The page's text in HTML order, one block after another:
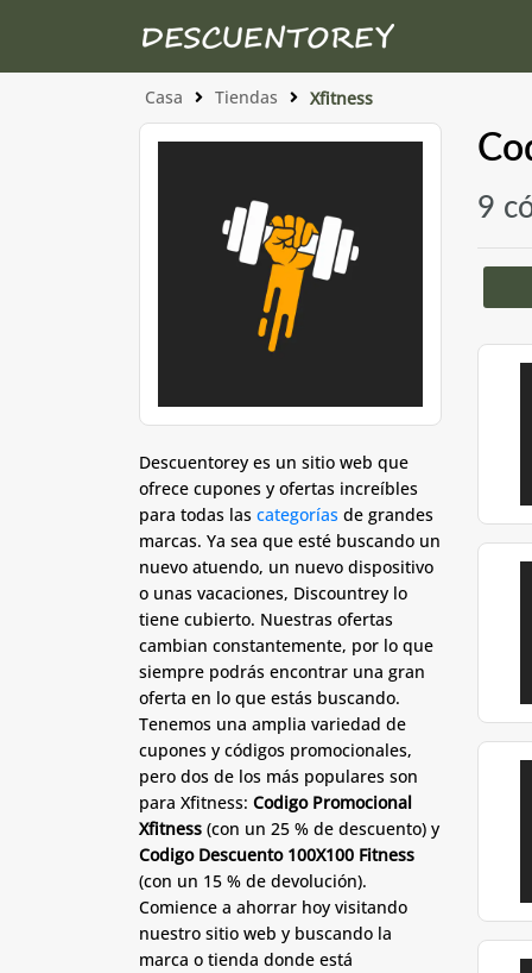
Casa Tiendas Xfitness
9
Descuentorey es un sitio web que
ofrece cupones y ofertas increíbles
para todas las categorías de grandes
marcas. Ya sea que esté buscando un
nuevo atuendo, un nuevo dispositivo
o unas vacaciones, Discountrey lo
tiene cubierto. Nuestras ofertas
cambian constantemente, por lo que
siempre podrás encontrar una gran
oferta en lo que estás buscando.
Tenemos una amplia variedad de
cupones y códigos promocionales,
pero dos de los más populares son
para Xfitness: Codigo Promocional
Xfitness (con un 25 % de descuento) y
Codigo Descuento 100X100 Fitness
(con un 15 % de devolución).
Comience a ahorrar hoy visitando
nuestro sitio web y buscando la
marca o tienda donde está